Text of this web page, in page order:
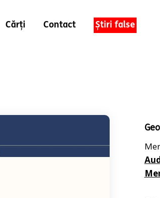
Cărți Contact Știri false